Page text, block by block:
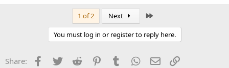
1 of 2 Next
You must log in or register to reply here.
Share: Facebook
Twitter Reddit PinterestTumblr WhatsApp
Email